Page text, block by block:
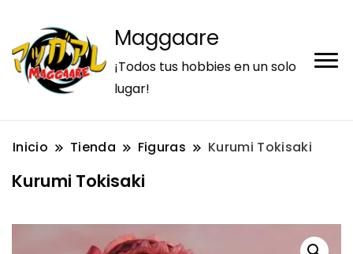
Maggaare
¡Todos tus hobbies en un solo
lugar!
Inicio Tienda Figuras Kurumi Tokisaki
Kurumi Tokisaki